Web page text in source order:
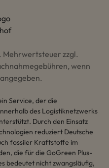
Mehrwertsteuer zzgl.
wenn
Service, der die
des Logistiknetzwerks
Durch den Einsatz
reduziert Deutsche
fossiler Kraftstoffe im
die für die GoGreen Plus-
bedeutet nicht zwangsläufig,